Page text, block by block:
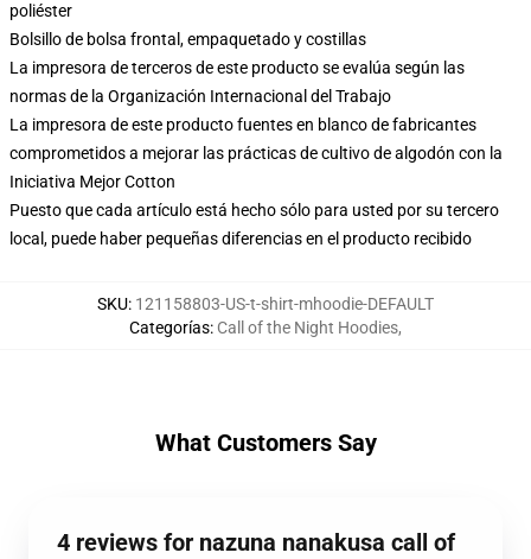
poliéster
Bolsillo de bolsa frontal, empaquetado y costillas
La impresora de terceros de este producto se evalúa según las
normas de la Organización Internacional del Trabajo
La impresora de este producto fuentes en blanco de fabricantes
comprometidos a mejorar las prácticas de cultivo de algodón con la
Iniciativa Mejor Cotton
Puesto que cada artículo está hecho sólo para usted por su tercero
local, puede haber pequeñas diferencias en el producto recibido
SKU: 121158803-US-t-shirt-mhoodie-DEFAULT
Categorías: Call of the Night Hoodies,
What Customers Say
4 reviews for nazuna nanakusa call of